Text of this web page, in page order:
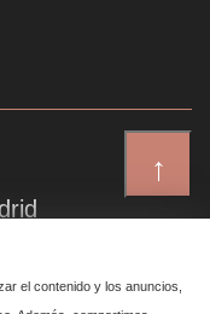
↑
izq
el contenido y los anuncios,